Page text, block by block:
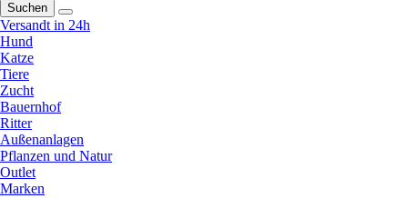
Suchen
Versandt in 24h
Hund
Katze
Tiere
Zucht
Bauernhof
Ritter
Außenanlagen
Pflanzen und Natur
Outlet
Marken